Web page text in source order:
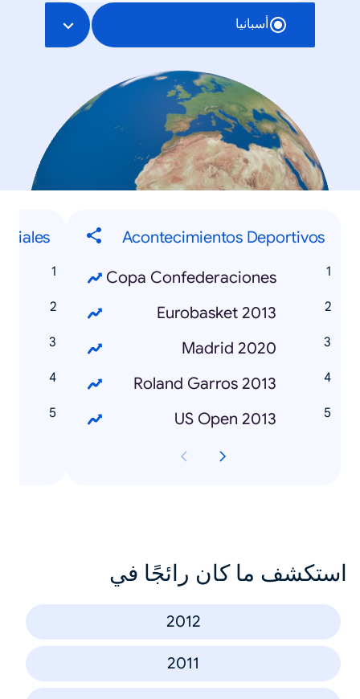
أسبانيا
Acontecimientos Deportivos
Copa Confederaciones
Eurobasket 2013
Madrid 2020
Roland Garros 2013
US Open 2013
استكشف ما كان رائجًا في
2012
2011